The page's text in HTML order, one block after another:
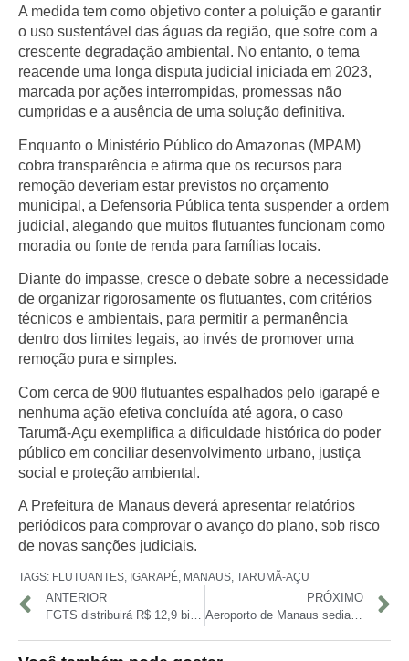
A medida tem como objetivo conter a poluição e garantir
o uso sustentável das águas da região, que sofre com a
crescente degradação ambiental. No entanto, o tema
reacende uma longa disputa judicial iniciada em 2023,
marcada por ações interrompidas, promessas não
cumpridas e a ausência de uma solução definitiva.
Enquanto o Ministério Público do Amazonas (MPAM)
cobra transparência e afirma que os recursos para
remoção deveriam estar previstos no orçamento
municipal, a Defensoria Pública tenta suspender a ordem
judicial, alegando que muitos flutuantes funcionam como
moradia ou fonte de renda para famílias locais.
Diante do impasse, cresce o debate sobre a necessidade
de organizar rigorosamente os flutuantes, com critérios
técnicos e ambientais, para permitir a permanência
dentro dos limites legais, ao invés de promover uma
remoção pura e simples.
Com cerca de 900 flutuantes espalhados pelo igarapé e
nenhuma ação efetiva concluída até agora, o caso
Tarumã-Açu exemplifica a dificuldade histórica do poder
público em conciliar desenvolvimento urbano, justiça
social e proteção ambiental.
A Prefeitura de Manaus deverá apresentar relatórios
periódicos para comprovar o avanço do plano, sob risco
de novas sanções judiciais.
TAGS: FLUTUANTES, IGARAPÉ, MANAUS, TARUMÃ-AÇU
ANTERIOR
PRÓXIMO
Aeroporto de Manaus sedia workshop sobre emissões de carbono